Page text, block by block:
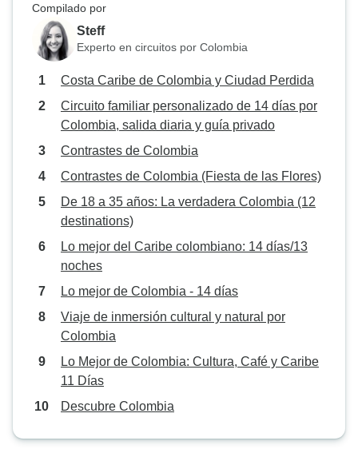
Compilado por
Steff
Experto en circuitos por Colombia
Costa Caribe de Colombia y Ciudad Perdida
Circuito familiar personalizado de 14 días por
Colombia, salida diaria y guía privado
Contrastes de Colombia
Contrastes de Colombia (Fiesta de las Flores)
De 18 a 35 años: La verdadera Colombia (12
destinations)
Lo mejor del Caribe colombiano: 14 días/13
noches
Lo mejor de Colombia - 14 días
Viaje de inmersión cultural y natural por
Colombia
Lo Mejor de Colombia: Cultura, Café y Caribe
11 Días
Descubre Colombia